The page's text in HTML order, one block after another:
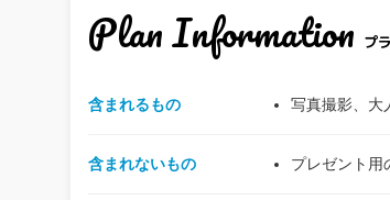
Plan Information プ
含まれるもの 写真撮影、大
含まれないもの プレゼント